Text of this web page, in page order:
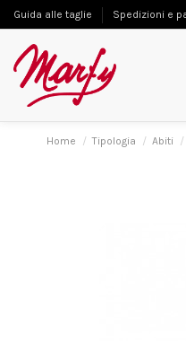
Guida alle taglie Spedizioni e
Home Tipologia Abiti